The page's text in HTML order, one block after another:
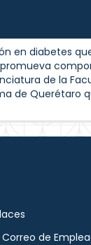
en diabetes
de la
de Querétaro
Correo de